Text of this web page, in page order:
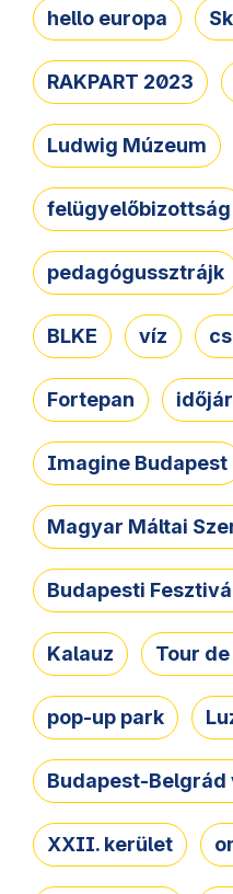
hello europa
RAKPART 2023
Ludwig Múzeum
felügyelőbizottság
pedagógussztrájk
BLKE víz
Fortepan
Imagine Budapest
Magyar Máltai
Budapesti
Kalauz Tour
pop-up park
Budapest-Belgrád
XXII. kerület